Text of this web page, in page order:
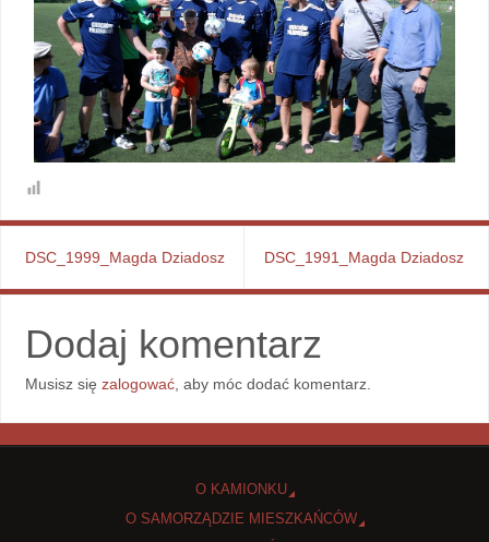
DSC_1999_Magda Dziadosz DSC_1991_Magda Dziadosz
Dodaj komentarz
Musisz się zalogować, aby móc dodać komentarz.
O KAMIONKU
O SAMORZĄDZIE MIESZKAŃCÓW